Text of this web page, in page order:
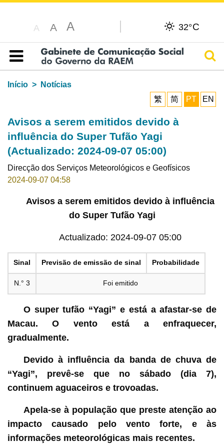
A A A 32°C
Índice
Início
Notícias
繁
简 PT EN
Avisos a serem emitidos devido à
influência do Super Tufão Yagi
(Actualizado: 2024-09-07 05:00)
Direcção dos Serviços Meteorológicos e Geofísicos
2024-09-07 04:58
Avisos a serem emitidos devido à influência
do Super Tufão Yagi
Actualizado: 2024-09-07 05:00
Sinal Previsão de emissão de sinal Probabilidade
N.° 3 Foi emitido
O super tufão “Yagi” e está a afastar-se de
Macau. O vento está a enfraquecer,
gradualmente.
Devido à influência da banda de chuva de
“Yagi”, prevê-se que no sábado (dia 7),
continuem aguaceiros e trovoadas.
Apela-se à população que preste atenção ao
impacto causado pelo vento forte, e às
informações meteorológicas mais recentes.